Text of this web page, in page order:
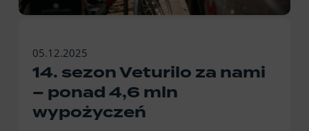
05.12.2025
14. sezon Veturilo za nami
– ponad 4,6 mln
wypożyczeń